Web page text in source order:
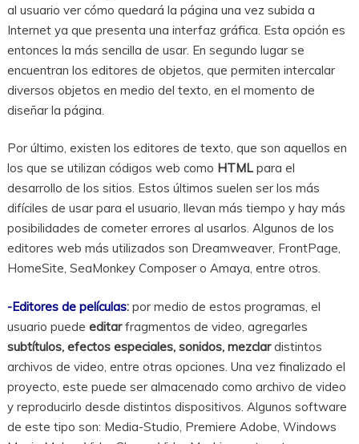
al usuario ver cómo quedará la página una vez subida a
Internet ya que presenta una interfaz gráfica. Esta opción es
entonces la más sencilla de usar. En segundo lugar se
encuentran los editores de objetos, que permiten intercalar
diversos objetos en medio del texto, en el momento de
diseñar la página.
Por último, existen los editores de texto, que son aquellos en
los que se utilizan códigos web como HTMLpara el
desarrollo de los sitios. Estos últimos suelen ser los más
difíciles de usar para el usuario, llevan más tiempo y hay más
posibilidades de cometer errores al usarlos. Algunos de los
editores web más utilizados son Dreamweaver, FrontPage,
HomeSite, SeaMonkey Composer o Amaya, entre otros.
-Editores de películas: por medio de estos programas, el
usuario puede editarfragmentos de video, agregarles
subtítulos, efectos especiales, sonidos, mezclardistintos
archivos de video, entre otras opciones. Una vez finalizado el
proyecto, este puede ser almacenado como archivo de video
y reproducirlo desde distintos dispositivos. Algunos software
de este tipo son: Media-Studio, Premiere Adobe, Windows